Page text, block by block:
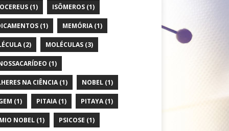
(1) ISÔMEROS(1)
(1) MEMÓRIA(1)
(2) MOLÉCULAS(3)
(1)
NA CIÊNCIA(1) NOBEL(1)
(1) PITAIA(1) PITAYA(1)
NOBEL(1) PSICOSE (1)